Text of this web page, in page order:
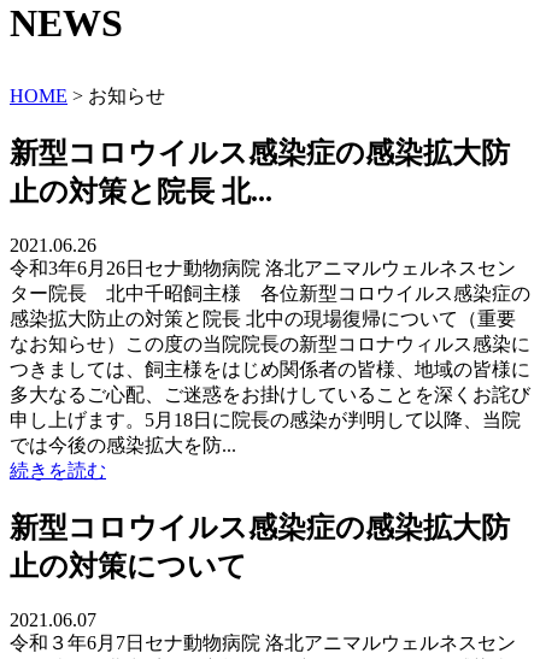
NEWS
HOME > お知らせ
新型コロウイルス感染症の感染拡大防
止の対策と院長 北...
2021.06.26
令和3年6月26日セナ動物病院 洛北アニマルウェルネスセン
ター院長 北中千昭飼主様 各位新型コロウイルス感染症の
感染拡大防止の対策と院長 北中の現場復帰について（重要
なお知らせ）この度の当院院長の新型コロナウィルス感染に
つきましては、飼主様をはじめ関係者の皆様、地域の皆様に
多大なるご心配、ご迷惑をお掛けしていることを深くお詫び
申し上げます。5月18日に院長の感染が判明して以降、当院
では今後の感染拡大を防...
続きを読む
新型コロウイルス感染症の感染拡大防
止の対策について
2021.06.07
令和３年6月7日セナ動物病院 洛北アニマルウェルネスセン